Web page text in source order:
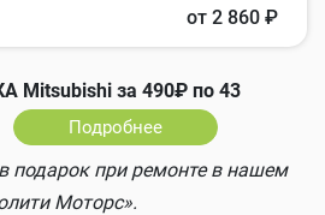
от 2 860 ₽
Mitsubishi за 490₽ по 43
Подробнее
подарок при ремонте в нашем
Моторс».